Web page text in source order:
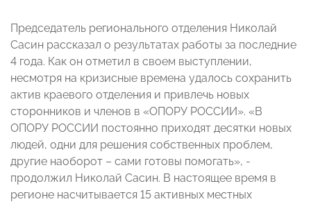
Председатель регионального отделения Николай
Сасин рассказал о результатах работы за последние
4 года. Как он отметил в своем выступлении,
несмотря на кризисные времена удалось сохранить
актив краевого отделения и привлечь новых
сторонников и членов в «ОПОРУ РОССИИ». «В
ОПОРУ РОССИИ постоянно приходят десятки новых
людей, одни для решения собственных проблем,
другие наоборот – сами готовы помогать», -
продолжил Николай Сасин. В настоящее время в
регионе насчитывается 15 активных местных